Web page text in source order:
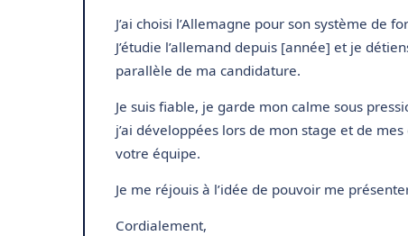
J’ai choisi l’Allemagne pour son système
J’étudie l’allemand depuis [année] et je
parallèle de ma candidature.
Je suis fiable, je garde mon calme sous
j’ai développées lors de mon stage et de
votre équipe.
Je me réjouis à l’idée de pouvoir me
Cordialement,